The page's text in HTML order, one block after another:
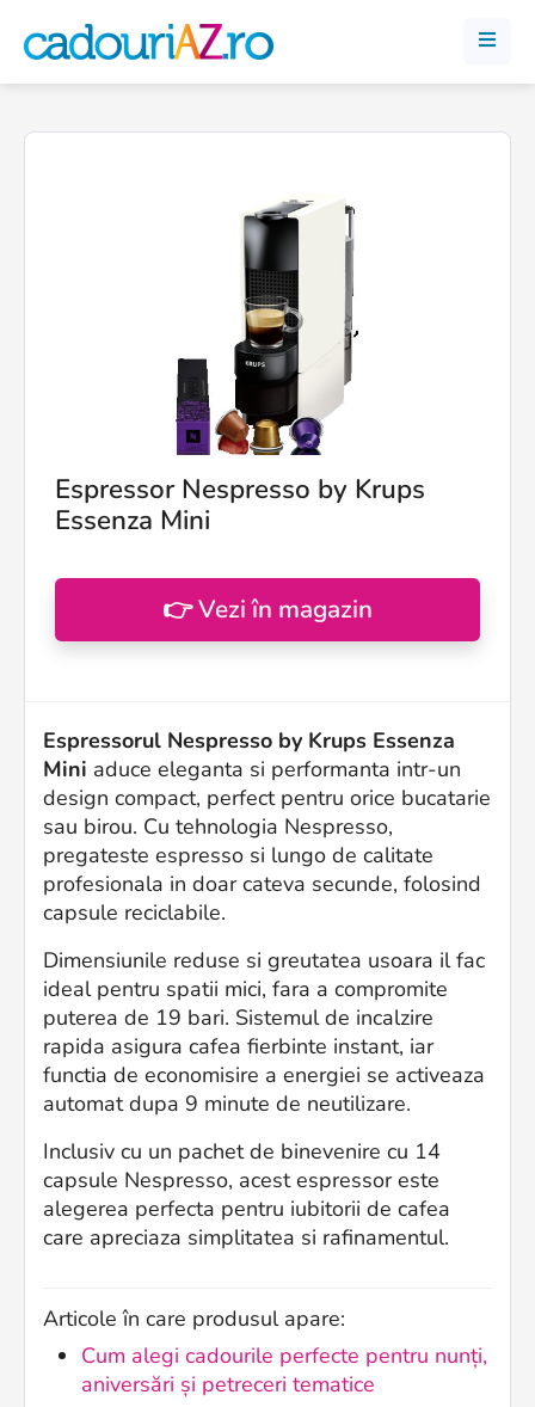
Espressor Nespresso by Krups
Essenza Mini
👉 Vezi în magazin
Espressorul Nespresso by Krups Essenza
Mini aduce eleganta si performanta intr-un
design compact, perfect pentru orice bucatarie
sau birou. Cu tehnologia Nespresso,
pregateste espresso si lungo de calitate
profesionala in doar cateva secunde, folosind
capsule reciclabile.
Dimensiunile reduse si greutatea usoara il fac
ideal pentru spatii mici, fara a compromite
puterea de 19 bari. Sistemul de incalzire
rapida asigura cafea fierbinte instant, iar
functia de economisire a energiei se activeaza
automat dupa 9 minute de neutilizare.
Inclusiv cu un pachet de binevenire cu 14
capsule Nespresso, acest espressor este
alegerea perfecta pentru iubitorii de cafea
care apreciaza simplitatea si rafinamentul.
Articole în care produsul apare:
Cum alegi cadourile perfecte pentru nunți,
aniversări și petreceri tematice